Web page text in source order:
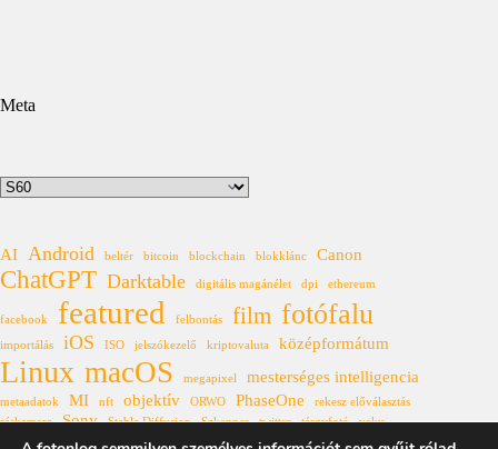
Meta
Kategóriák
AI Android beltér bitcoin blockchain blokklánc Canon
ChatGPT Darktable digitális magánélet dpi ethereum
facebook featured felbontás film fotófalu
importálás iOS ISO jelszókezelő kriptovaluta középformátum
Linux macOS megapixel mesterséges intelligencia
metaadatok MI nft objektív ORWO PhaseOne
rekesz előválasztás
réskamera
Sony Stable Diffusion Szkenner twitter tárgyfotó vaku